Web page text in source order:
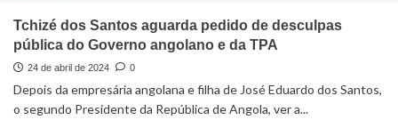
Tchizé dos Santos aguarda pedido de desculpas
pública do Governo angolano e da TPA
24 de abril de 2024 0
Depois da empresária angolana e filha de José Eduardo dos Santos,
o segundo Presidente da República de Angola, ver a...